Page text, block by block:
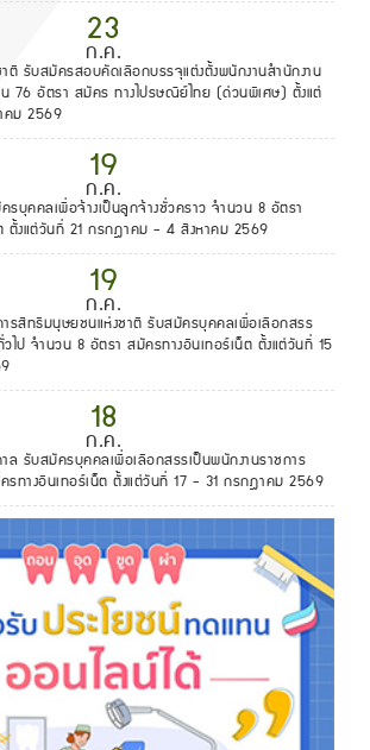
23
ก.ค.
ติ รับสมัครสอบคัดเลือกบรรจุแต่งตั้งพนักงานสํานักงาน
76 อัตรา สมัคร ทางไปรษณีย์ไทย (ด่วนพิเศษ) ตั้งแต่
คม 2569
19
ก.ค.
บุคคลเพื่อจ้างเป็นลูกจ้างชั่วคราว จำนวน 8 อัตรา
ตั้งแต่วันที่ 21 กรกฎาคม - 4 สิงหาคม 2569
19
ก.ค.
รสิทธิมนุษยชนแห่งชาติ รับสมัครบุคคลเพื่อเลือกสรร
ไป จำนวน 8 อัตรา สมัครทางอินเทอร์เน็ต ตั้งแต่วันที่ 15
18
ก.ค.
ล รับสมัครบุคคลเพื่อเลือกสรรเป็นพนักงานราชการ
ทางอินเทอร์เน็ต ตั้งแต่วันที่ 17 - 31 กรกฎาคม 2569